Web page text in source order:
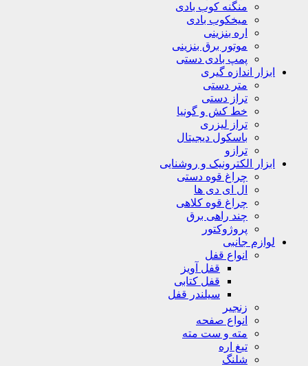
منگنه کوب بادی
میخکوب بادی
اره بنزینی
موتور برق بنزینی
پمپ بادی دستی
ابزار اندازه گیری
متر دستی
تراز دستی
خط کش و گونیا
تراز لیزری
باسکول دیجیتال
ترازو
ابزار الکترونیک و روشنایی
چراغ قوه دستی
ال ای دی ها
چراغ قوه کلاهی
چند راهی برق
پروژوکتور
لوازم جانبی
انواع قفل
قفل آویز
قفل کتابی
سیلندر قفل
زنجیر
انواع صفحه
مته و ست مته
تیغ اره
شلنگ